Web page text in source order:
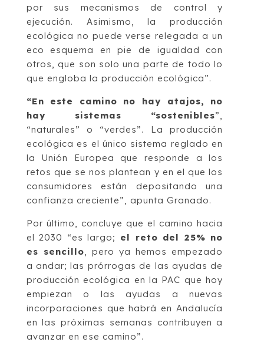
por sus mecanismos de control y
ejecución. Asimismo, la producción
ecológica no puede verse relegada a un
eco esquema en pie de igualdad con
otros, que son solo una parte de todo lo
que engloba la producción ecológica”.
“En este camino no hay atajos, no
hay sistemas “sostenibles”,
“naturales” o “verdes”. La producción
ecológica es el único sistema reglado en
la Unión Europea que responde a los
retos que se nos plantean y en el que los
consumidores están depositando una
confianza creciente”, apunta Granado.
Por último, concluye que el camino hacia
el 2030 “es largo; el reto del 25% no
es sencillo, pero ya hemos empezado
a andar; las prórrogas de las ayudas de
producción ecológica en la PAC que hoy
empiezan o las ayudas a nuevas
incorporaciones que habrá en Andalucía
en las próximas semanas contribuyen a
avanzar en ese camino”.